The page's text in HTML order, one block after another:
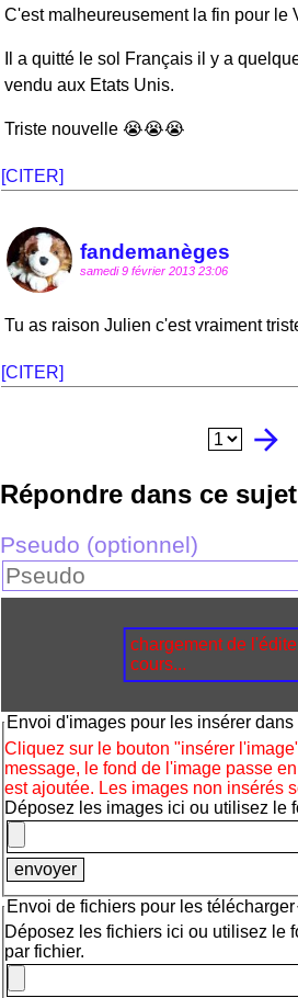
C'est malheureusement la fin pour le
Il a quitté le sol Français il y a
vendu aux Etats Unis.
Triste nouvelle 😭😭😭
[CITER]
fandemanèges
samedi 9 février 2013 23:06
Tu as raison Julien c'est vraiment
[CITER]
arrow_forward
Répondre dans ce sujet
Pseudo (optionnel)
chargement de
cours...
Envoi d'images pour les insérer
Cliquez sur le bouton "insérer
message, le fond de l'image passe
est ajoutée. Les images non insérés
Déposez les images ici ou utilisez le
Envoi de fichiers pour les télécharger
Déposez les fichiers ici ou utilisez le
par fichier.